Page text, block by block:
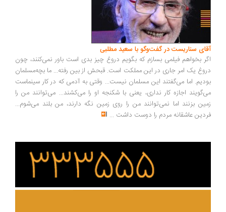
آقای سناریست در گفت‌وگو با سعید مطلبی
اگر بخواهم فیلمی بسازم که بگویم دروغ چیز بدی است باور نمی‌کنند، چون
دروغ یک امر جاری در این مملکت است. قبحش از بین رفته... ما بچه‌مسلمان
بودیم. اما می‌گفتند این مسلمان نیست... وقتی به آدمی که در کار سینماست
می‌گویند اجازه کار نداری، یعنی با شکنجه او را می‌کشند... می‌توانند من را
زمین بزنند اما نمی‌توانند من را روی زمین نگه دارند، من بلند می‌شوم...
فردین عاشقانه مردم را دوست داشت ...